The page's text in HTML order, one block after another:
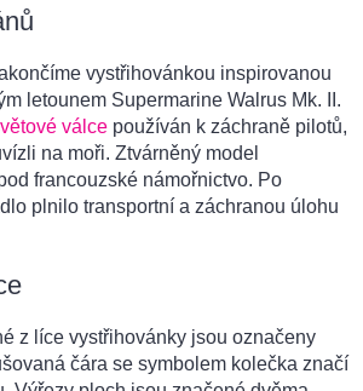
vystřihovánkou inspirovanou
letounem Supermarine Walrus Mk. II.
válce používán k záchraně pilotů,
na moři. Ztvárněný model
francouzské námořnictvo. Po
plnilo transportní a záchranou úlohu
z líce vystřihovánky jsou označeny
čára se symbolem kolečka značí